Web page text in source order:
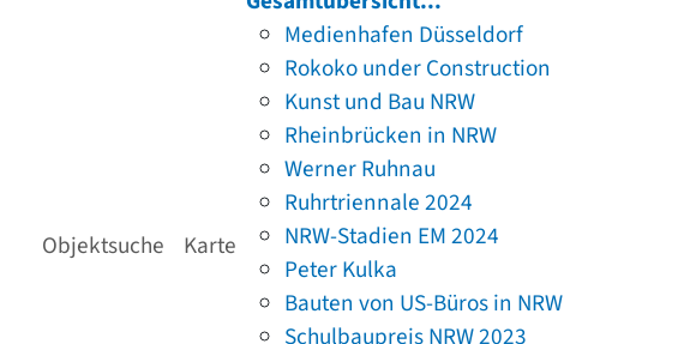
Objektsuche Karte
Medienhafen Düsseldorf
Rokoko under Construction
Kunst und Bau NRW
Rheinbrücken in NRW
Werner Ruhnau
Ruhrtriennale 2024
NRW-Stadien EM 2024
Peter Kulka
Bauten von US-Büros in NRW
Schulbaupreis NRW 2023